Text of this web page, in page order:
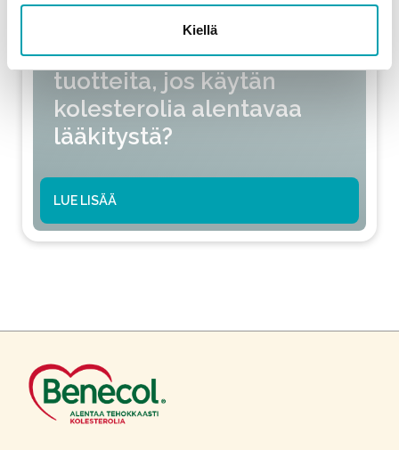
Kiellä
Voinko syödä Benecol®-
tuotteita, jos käytän
kolesterolia alentavaa
lääkitystä?
LUE LISÄÄ